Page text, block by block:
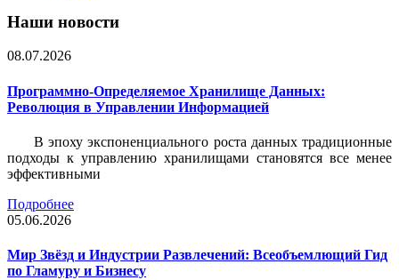
Наши новости
08.07.2026
Программно-Определяемое Хранилище Данных:
Революция в Управлении Информацией
В эпоху экспоненциального роста данных традиционные
подходы к управлению хранилищами становятся все менее
эффективными
Подробнее
05.06.2026
Мир Звёзд и Индустрии Развлечений: Всеобъемлющий Гид
по Гламуру и Бизнесу